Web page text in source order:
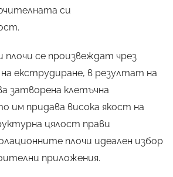
си
плочи се произвеждат чрез
екструдиране, в резултат на
затворена клетъчна
им придава висока якост на
цялост прави
плочи идеален избор
приложения.